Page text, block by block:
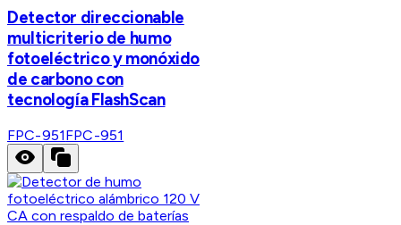
Detector direccionable
multicriterio de humo
fotoeléctrico y monóxido
de carbono con
tecnología FlashScan
FPC-951FPC-951